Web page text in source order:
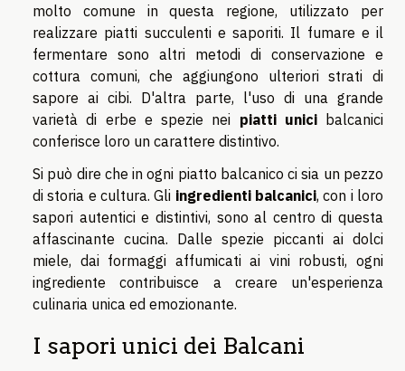
molto comune in questa regione, utilizzato per
realizzare piatti succulenti e saporiti. Il fumare e il
fermentare sono altri metodi di conservazione e
cottura comuni, che aggiungono ulteriori strati di
sapore ai cibi. D'altra parte, l'uso di una grande
varietà di erbe e spezie nei piatti unicibalcanici
conferisce loro un carattere distintivo.
Si può dire che in ogni piatto balcanico ci sia un pezzo
di storia e cultura. Gli ingredienti balcanici, con i loro
sapori autentici e distintivi, sono al centro di questa
affascinante cucina. Dalle spezie piccanti ai dolci
miele, dai formaggi affumicati ai vini robusti, ogni
ingrediente contribuisce a creare un'esperienza
culinaria unica ed emozionante.
I sapori unici dei Balcani